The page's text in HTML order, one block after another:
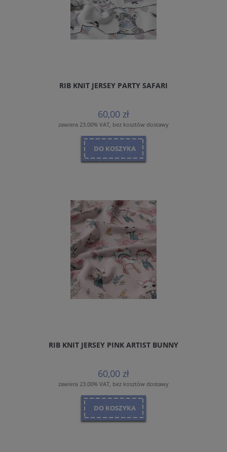
RIB KNIT JERSEY PARTY SAFARI
60,00 zł
zawiera 23.00% VAT, bez kosztów dostawy
DO KOSZYKA
RIB KNIT JERSEY PINK ARTIST BUNNY
60,00 zł
zawiera 23.00% VAT, bez kosztów dostawy
DO KOSZYKA